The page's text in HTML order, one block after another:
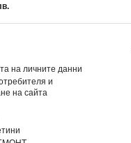
на личните данни
и
на сайта